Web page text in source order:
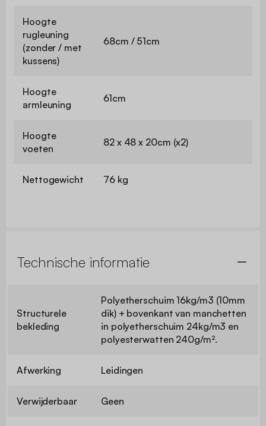
Hoogte
rugleuning
(zonder / met
kussens)
68cm / 51cm
Hoogte
armleuning
61cm
Hoogte
voeten
82 x 48 x 20cm (x2)
Nettogewicht 76 kg
Technische informatie
Structurele
bekleding
Polyetherschuim 16kg/m3 (10mm
dik) + bovenkant van manchetten
in polyetherschuim 24kg/m3 en
polyesterwatten 240g/m².
Afwerking Leidingen
Verwijderbaar Geen